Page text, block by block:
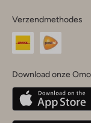
je
land
Nederland
Belgique
Verzendmethodes
Download onze